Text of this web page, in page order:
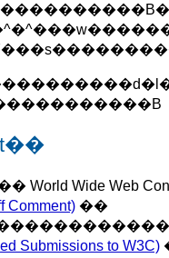
World Wide Web
��
to W3C)